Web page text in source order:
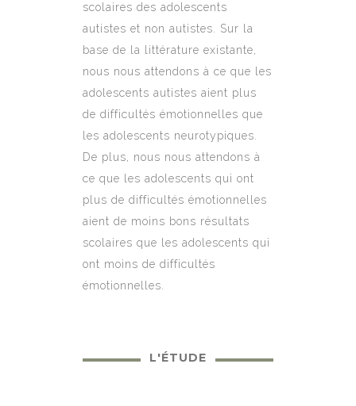
scolaires des adolescents
autistes et non autistes. Sur la
base de la littérature existante,
nous nous attendons à ce que les
adolescents autistes aient plus
de difficultés émotionnelles que
les adolescents neurotypiques.
De plus, nous nous attendons à
ce que les adolescents qui ont
plus de difficultés émotionnelles
aient de moins bons résultats
scolaires que les adolescents qui
ont moins de difficultés
émotionnelles.
L'ÉTUDE